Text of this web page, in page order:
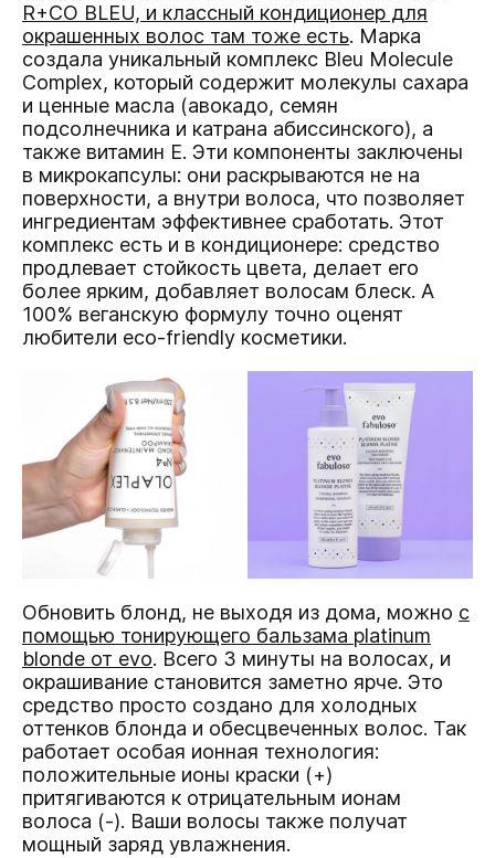
R+CO BLEU, и классный кондиционер для
окрашенных волос там тоже есть. Марка
создала уникальный комплекс Bleu Molecule
Complex, который содержит молекулы сахара
и ценные масла (авокадо, семян
подсолнечника и катрана абиссинского), а
также витамин Е. Эти компоненты заключены
в микрокапсулы: они раскрываются не на
поверхности, а внутри волоса, что позволяет
ингредиентам эффективнее сработать. Этот
комплекс есть и в кондиционере: средство
продлевает стойкость цвета, делает его
более ярким, добавляет волосам блеск. А
100% веганскую формулу точно оценят
любители eco-friendly косметики.
Обновить блонд, не выходя из дома, можно с
помощью тонирующего бальзама platinum
blonde от evo. Всего 3 минуты на волосах, и
окрашивание становится заметно ярче. Это
средство просто создано для холодных
оттенков блонда и обесцвеченных волос. Так
работает особая ионная технология:
положительные ионы краски (+)
притягиваются к отрицательным ионам
волоса (-). Ваши волосы также получат
мощный заряд увлажнения.